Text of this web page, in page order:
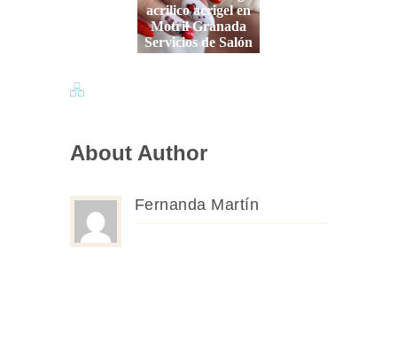
acrilico acrigel en
Motril Granada
Servicios de Salón
de Belleza
About Author
Fernanda Martín